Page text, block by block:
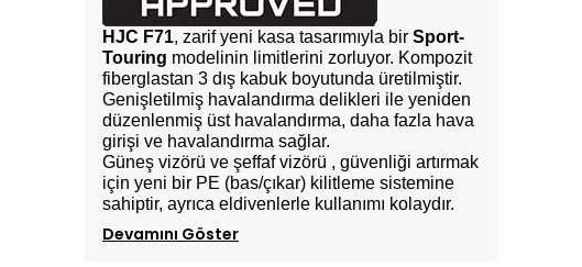
HJC F71, zarif yeni kasa tasarımıyla bir Sport-
Touring modelinin limitlerini zorluyor. Kompozit
fiberglastan 3 dış kabuk boyutunda üretilmiştir.
Genişletilmiş havalandırma delikleri ile yeniden
düzenlenmiş üst havalandırma, daha fazla hava
girişi ve havalandırma sağlar.
Güneş vizörü ve şeffaf vizörü , güvenliği artırmak
için yeni bir PE (bas/çıkar) kilitleme sistemine
sahiptir, ayrıca eldivenlerle kullanımı kolaydır.
Devamını Göster